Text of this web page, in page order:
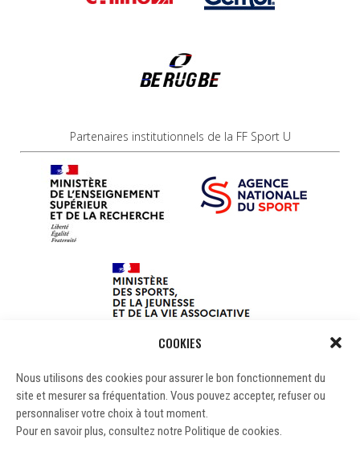
COOKIES
Nous utilisons des cookies pour assurer le bon fonctionnement du
site et mesurer sa fréquentation. Vous pouvez accepter, refuser ou
personnaliser votre choix à tout moment.
Pour en savoir plus, consultez notre Politique de cookies.
Partenaires institutionnels de la FF Sport U